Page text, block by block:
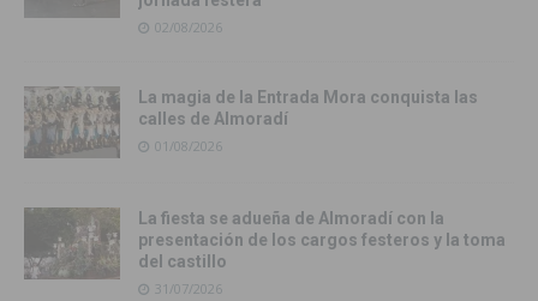
02/08/2026
La magia de la Entrada Mora conquista las
calles de Almoradí
01/08/2026
La fiesta se adueña de Almoradí con la
presentación de los cargos festeros y la toma
del castillo
31/07/2026